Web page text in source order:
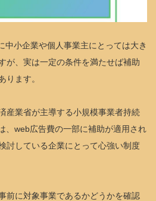
中小企業や個人事業主にとっては大き
が、実は一定の条件を満たせば補助
ります。
産業省が主導する小規模事業者持続
、web広告費の一部に補助が適用され
討している企業にとって心強い制度
前に対象事業であるかどうかを確認